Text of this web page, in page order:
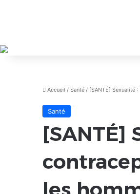
Accueil / Santé / [SANTÉ] Sexualité
Santé
[SANTÉ]
les